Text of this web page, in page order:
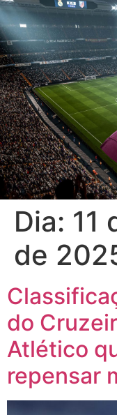
Dia: 11
de
do
Atlético
repensar